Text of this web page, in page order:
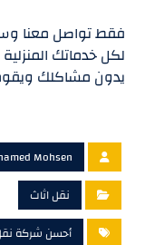
فقط تواصل معنا
لكل خدماتك
يدون مشاكلك ويقوم
Mohsen
نقل اثاث
أحسن شركة نقل